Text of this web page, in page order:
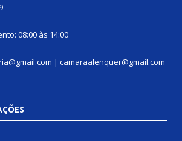
08:00 às 14:00
| camaraalenquer@gmail.com